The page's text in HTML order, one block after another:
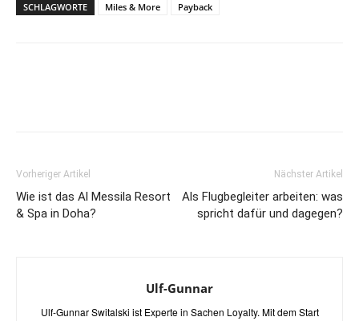
SCHLAGWORTE Miles & More Payback
Vorheriger Artikel
Wie ist das Al Messila Resort
& Spa in Doha?
Nächster Artikel
Als Flugbegleiter arbeiten: was
spricht dafür und dagegen?
Ulf-Gunnar
Ulf-Gunnar Switalski ist Experte in Sachen Loyalty. Mit dem Start